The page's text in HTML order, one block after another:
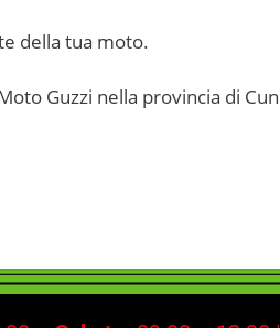
della tua moto.
Guzzi nella provincia di